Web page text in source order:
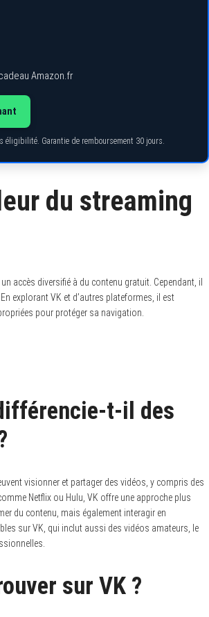
Amazon.fr
éligibilité. Garantie de remboursement 30 jours.
du streaming
accès diversifié à du contenu gratuit. Cependant, il
explorant VK et d’autres plateformes, il est
pour protéger sa navigation.
t-il des
visionner et partager des vidéos, y compris des
Netflix ou Hulu, VK offre une approche plus
du contenu, mais également interagir en
sur VK, qui inclut aussi des vidéos amateurs, le
sur VK ?